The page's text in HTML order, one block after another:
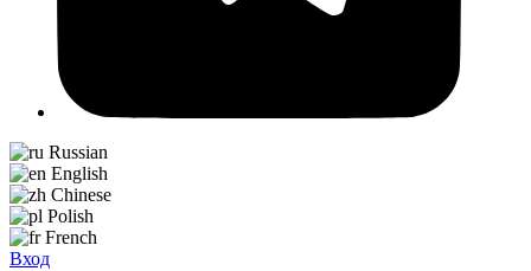
Russian
English
Chinese
Polish
French
Вход